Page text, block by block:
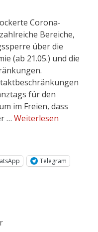
Corona-
Bereiche,
über die
(ab 21.05.) und die
für den
im Freien, dass
… Weiterlesen
Telegram